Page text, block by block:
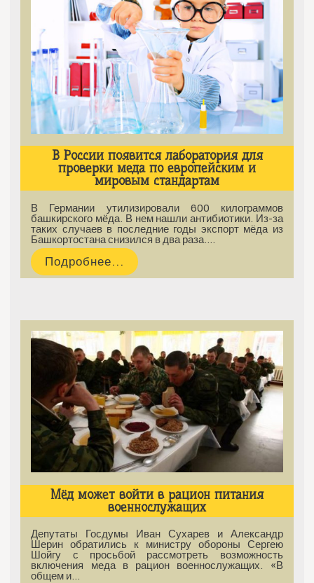
В России появится лаборатория для
проверки меда по европейским и
мировым стандартам
В Германии утилизировали 600 килограммов
башкирского мёда. В нем нашли антибиотики. Из-за
таких случаев в последние годы экспорт мёда из
Башкортостана снизился в два раза.…
Подробнее...
Мёд может войти в рацион питания
военнослужащих
Депутаты Госдумы Иван Сухарев и Александр
Шерин обратились к министру обороны Сергею
Шойгу с просьбой рассмотреть возможность
включения меда в рацион военнослужащих. «В
общем и…